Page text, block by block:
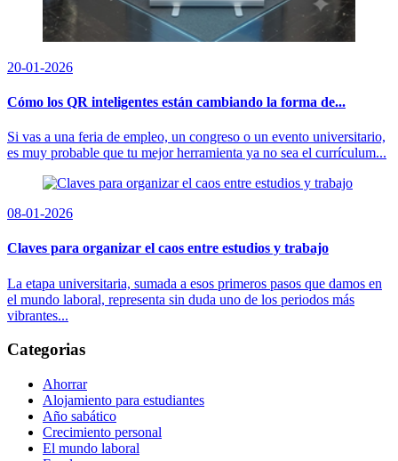
20-01-2026
Cómo los QR inteligentes están cambiando la forma de...
Si vas a una feria de empleo, un congreso o un evento universitario,
es muy probable que tu mejor herramienta ya no sea el currículum...
08-01-2026
Claves para organizar el caos entre estudios y trabajo
La etapa universitaria, sumada a esos primeros pasos que damos en
el mundo laboral, representa sin duda uno de los periodos más
vibrantes...
Categorias
Ahorrar
Alojamiento para estudiantes
Año sabático
Crecimiento personal
El mundo laboral